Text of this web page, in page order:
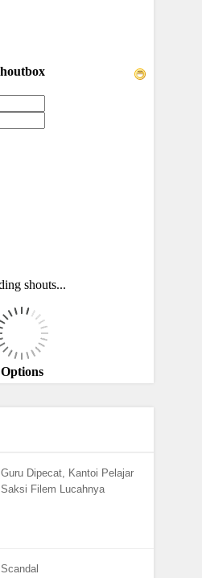
Guru Dipecat, Kantoi Pelajar
Saksi Filem Lucahnya
Scandal